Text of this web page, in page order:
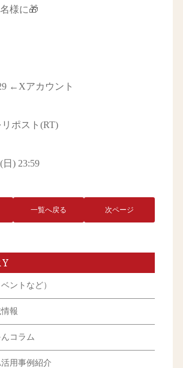
様に🎁
←Xアカウント
ポスト(RT)
) 23:59
一覧へ戻る 次ページ
ントなど）
報
コラム
用事例紹介